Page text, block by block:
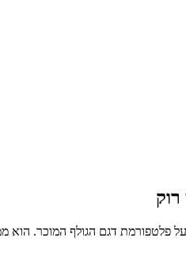
רוק
פלטפורמת דגם הגולף המוכר. הוא